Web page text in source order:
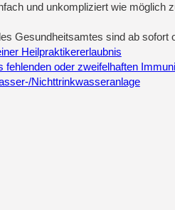
und unkompliziert wie möglich
Gesundheitsamtes sind ab sofort
Heilpraktikererlaubnis
fehlenden oder zweifelhaften
Nichttrinkwasseranlage